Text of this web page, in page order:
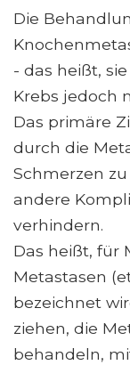
Die
- das heißt,
Krebs jedoch
Das primäre
durch die
Schmerzen
andere
verhindern.
Das heißt, für
Metastasen
bezeichnet
ziehen, die
behandeln,